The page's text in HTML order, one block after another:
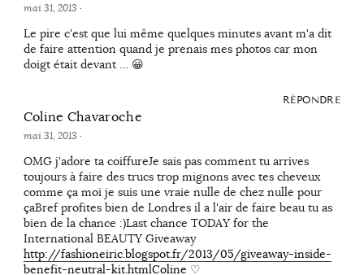
mai 31, 2013 ·
Le pire c'est que lui même quelques minutes avant m'a dit
de faire attention quand je prenais mes photos car mon
doigt était devant … 😀
RÉPONDRE
Coline Chavaroche
mai 31, 2013 ·
OMG j'adore ta coiffureJe sais pas comment tu arrives
toujours à faire des trucs trop mignons avec tes cheveux
comme ça moi je suis une vraie nulle de chez nulle pour
çaBref profites bien de Londres il a l'air de faire beau tu as
bien de la chance :)Last chance TODAY for the
International BEAUTY Giveaway
http://fashioneiric.blogspot.fr/2013/05/giveaway-inside-
benefit-neutral-kit.htmlColine ♡